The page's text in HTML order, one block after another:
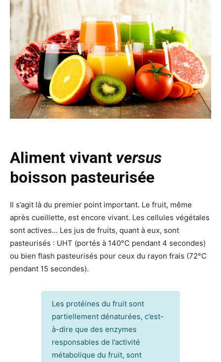
Aliment vivant versus
boisson pasteurisée
Il s’agit là du premier point important. Le fruit, même
après cueillette, est encore vivant. Les cellules végétales
sont actives… Les jus de fruits, quant à eux, sont
pasteurisés : UHT (portés à 140°C pendant 4 secondes)
ou bien flash pasteurisés pour ceux du rayon frais (72°C
pendant 15 secondes).
Les protéines du fruit sont
partiellement dénaturées, c’est-
à-dire que des enzymes
responsables de l’activité
métabolique du fruit, sont